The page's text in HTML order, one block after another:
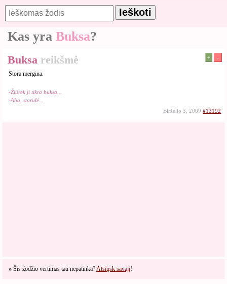
Kas yra Buksa?
Buksa reikšmė + -
Stora mergina.
-Žiūrėk ji tikra buksa...
-Aha, storulė...
Birželio 3, 2009#13192
» Šis žodžio vertimas tau nepatinka?Atsiųsk savajį!